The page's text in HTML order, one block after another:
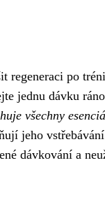
regeneraci po
jednu dávku
všechny
jeho
dávkování a